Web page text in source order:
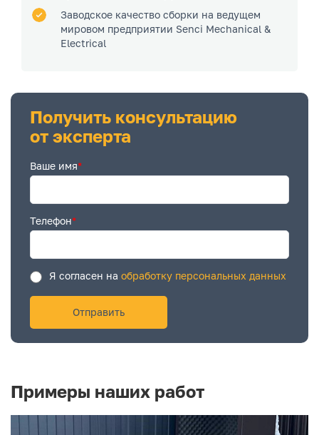
Заводское качество сборки на ведущем
мировом предприятии Senci Mechanical &
Electrical
Получить консультацию
от эксперта
Ваше имя*
Телефон*
Я согласен на обработку персональных данных
Примеры наших работ